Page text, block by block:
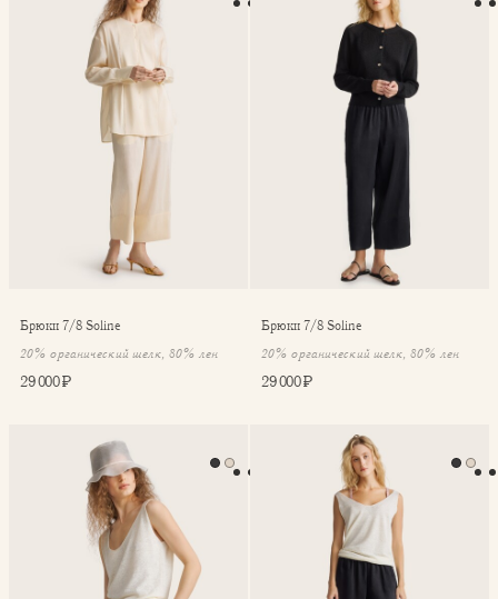
Брюки 7/8 Soline
20% органический шелк, 80% лен
29 000 ₽
Брюки 7/8 Soline
20% органический шелк, 80% лен
29 000 ₽
Шорты Soline Шорты Soline